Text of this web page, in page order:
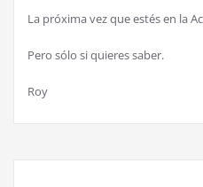
La próxima vez que estés en la
Pero sólo si quieres saber.
Roy